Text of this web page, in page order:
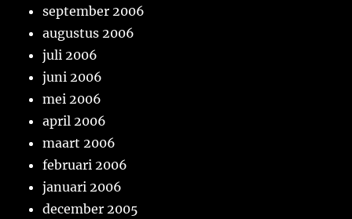
september 2006
augustus 2006
juli 2006
juni 2006
mei 2006
april 2006
maart 2006
februari 2006
januari 2006
december 2005